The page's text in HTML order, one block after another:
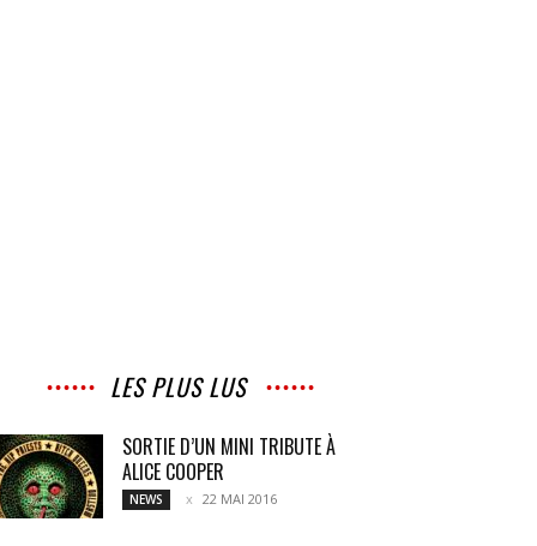
LES PLUS LUS
SORTIE D’UN MINI TRIBUTE À
ALICE COOPER
NEWS 22 MAI 2016